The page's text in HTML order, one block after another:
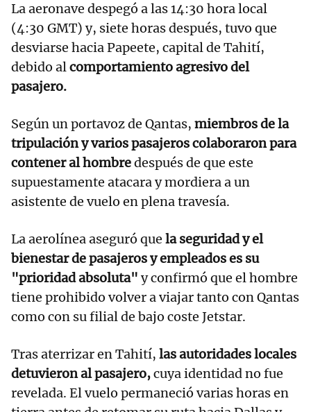
La aeronave despegó a las 14:30 hora local
(4:30 GMT) y, siete horas después, tuvo que
desviarse hacia Papeete, capital de Tahití,
debido alcomportamiento agresivo del
pasajero.
Según un portavoz de Qantas, miembros de la
tripulación y varios pasajeros colaboraron para
contener al hombredespués de que este
supuestamente atacara y mordiera a un
asistente de vuelo en plena travesía.
La aerolínea aseguró que la seguridad y el
bienestar de pasajeros y empleados es su
"prioridad absoluta" y confirmó que el hombre
tiene prohibido volver a viajar tanto con Qantas
como con su filial de bajo coste Jetstar.
Tras aterrizar en Tahití, las autoridades locales
detuvieron al pasajero,cuya identidad no fue
revelada. El vuelo permaneció varias horas en